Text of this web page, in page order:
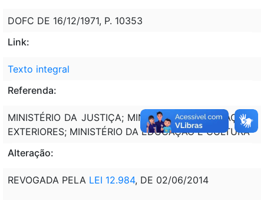
DOFC DE 16/12/1971, P. 10353
Link:
Texto integral
Referenda:
MINISTÉRIO DA JUSTIÇA; MINISTÉRIO DAS RELAÇÕES
EXTERIORES; MINISTÉRIO DA EDUCAÇÃO E CULTURA
Alteração:
REVOGADA PELA LEI 12.984, DE 02/06/2014